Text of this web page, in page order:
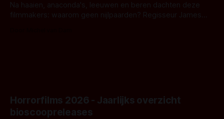
Na haaien, anaconda's, leeuwen en beren dachten deze
filmmakers: waarom geen nijlpaarden? Regisseur James
Horrorfilms 2026 - Jaarlijks overzicht
bioscoopreleases